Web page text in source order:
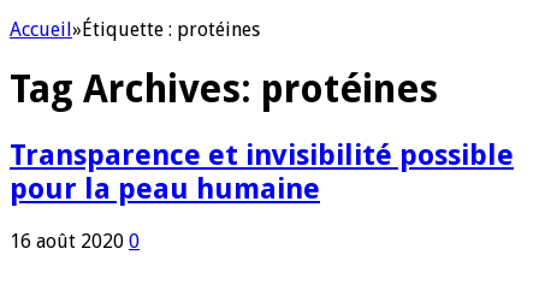
Accueil»Étiquette : protéines
Tag Archives: protéines
Transparence et invisibilité possible
pour la peau humaine
16 août 2020 0